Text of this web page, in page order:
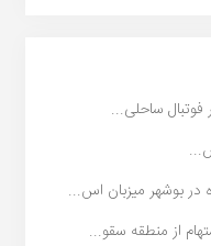
فوتبال ساحلی...
بوشهر میزبان اس...
از منطقه سقو...